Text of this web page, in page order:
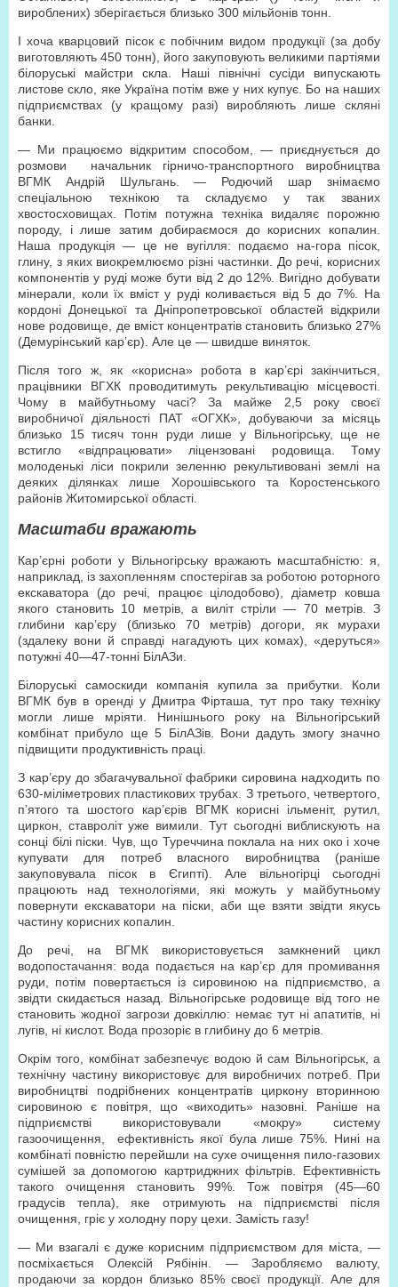
вироблених) зберігається близько 300 мільйонів тонн.
І хоча кварцовий пісок є побічним видом продукції (за добу
виготовляють 450 тонн), його закуповують великими партіями
білоруські майстри скла. Наші північні сусіди випускають
листове скло, яке Україна потім вже у них купує. Бо на наших
підприємствах (у кращому разі) виробляють лише скляні
банки.
— Ми працюємо відкритим способом, — приєднується до
розмови начальник гірничо-транспортного виробництва
ВГМК Андрій Шульгань. — Родючий шар знімаємо
спеціальною технікою та складуємо у так званих
хвостосховищах. Потім потужна техніка видаляє порожню
породу, і лише затим добираємося до корисних копалин.
Наша продукція — це не вугілля: подаємо на-гора пісок,
глину, з яких виокремлюємо різні частинки. До речі, корисних
компонентів у руді може бути від 2 до 12%. Вигідно добувати
мінерали, коли їх вміст у руді коливається від 5 до 7%. На
кордоні Донецької та Дніпропетровської областей відкрили
нове родовище, де вміст концентратів становить близько 27%
(Демурінський кар’єр). Але це — швидше виняток.
Після того ж, як «корисна» робота в кар’єрі закінчиться,
працівники ВГХК проводитимуть рекультивацію місцевості.
Чому в майбутньому часі? За майже 2,5 року своєї
виробничої діяльності ПАТ «ОГХК», добуваючи за місяць
близько 15 тисяч тонн руди лише у Вільногірську, ще не
встигло «відпрацювати» ліцензовані родовища. Тому
молоденькі ліси покрили зеленню рекультивовані землі на
деяких ділянках лише Хорошівського та Коростенського
районів Житомирської області.
Масштаби вражають
Кар’єрні роботи у Вільногірську вражають масштабністю: я,
наприклад, із захопленням спостерігав за роботою роторного
екскаватора (до речі, працює цілодобово), діаметр ковша
якого становить 10 метрів, а виліт стріли — 70 метрів. З
глибини кар’єру (близько 70 метрів) догори, як мурахи
(здалеку вони й справді нагадують цих комах), «деруться»
потужні 40—47-тонні БілАЗи.
Білоруські самоскиди компанія купила за прибутки. Коли
ВГМК був в оренді у Дмитра Фірташа, тут про таку техніку
могли лише мріяти. Нинішнього року на Вільногірський
комбінат прибуло ще 5 БілАЗів. Вони дадуть змогу значно
підвищити продуктивність праці.
З кар’єру до збагачувальної фабрики сировина надходить по
630-міліметрових пластикових трубах. З третього, четвертого,
п’ятого та шостого кар’єрів ВГМК корисні ільменіт, рутил,
циркон, ставроліт уже вимили. Тут сьогодні виблискують на
сонці білі піски. Чув, що Туреччина поклала на них око і хоче
купувати для потреб власного виробництва (раніше
закуповувала пісок в Єгипті). Але вільногірці сьогодні
працюють над технологіями, які можуть у майбутньому
повернути екскаватори на піски, аби ще взяти звідти якусь
частину корисних копалин.
До речі, на ВГМК використовується замкнений цикл
водопостачання: вода подається на кар’єр для промивання
руди, потім повертається із сировиною на підприємство, а
звідти скидається назад. Вільногірське родовище від того не
становить жодної загрози довкіллю: немає тут ні апатитів, ні
лугів, ні кислот. Вода прозоріє в глибину до 6 метрів.
Окрім того, комбінат забезпечує водою й сам Вільногірськ, а
технічну частину використовує для виробничих потреб. При
виробництві подрібнених концентратів циркону вторинною
сировиною є повітря, що «виходить» назовні. Раніше на
підприємстві використовували «мокру» систему
газоочищення, ефективність якої була лише 75%. Нині на
комбінаті повністю перейшли на сухе очищення пило-газових
сумішей за допомогою картриджних фільтрів. Ефективність
такого очищення становить 99%. Тож повітря (45—60
градусів тепла), яке отримують на підприємстві після
очищення, гріє у холодну пору цехи. Замість газу!
— Ми взагалі є дуже корисним підприємством для міста, —
посміхається Олексій Рябінін. — Заробляємо валюту,
продаючи за кордон близько 85% своєї продукції. Але для